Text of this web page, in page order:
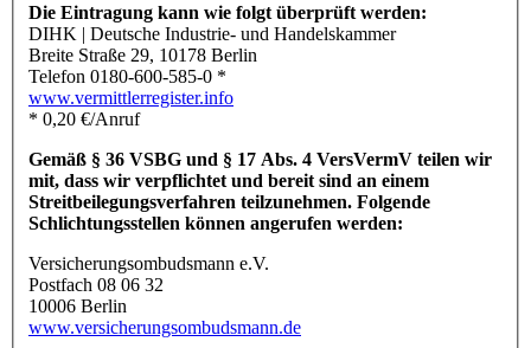
Die Eintragung kann wie folgt überprüft werden:
DIHK | Deutsche Industrie- und Handelskammer
Breite Straße 29, 10178 Berlin
Telefon 0180-600-585-0 *
www.vermittlerregister.info
* 0,20 €/Anruf
Gemäß § 36 VSBG und § 17 Abs. 4 VersVermV teilen wir
mit, dass wir verpflichtet und bereit sind an einem
Streitbeilegungsverfahren teilzunehmen. Folgende
Schlichtungsstellen können angerufen werden:
Versicherungsombudsmann e.V.
Postfach 08 06 32
10006 Berlin
www.versicherungsombudsmann.de